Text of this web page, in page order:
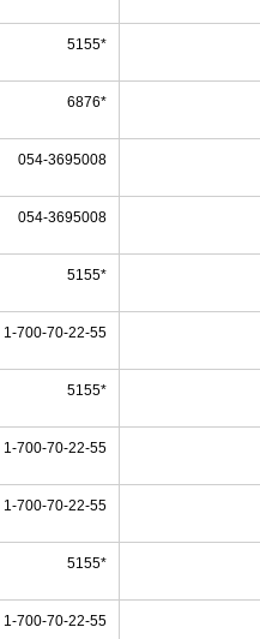
*5155
*6876
054-3695008
054-3695008
*5155
1-700-70-22-55
*5155
1-700-70-22-55
1-700-70-22-55
*5155
1-700-70-22-55